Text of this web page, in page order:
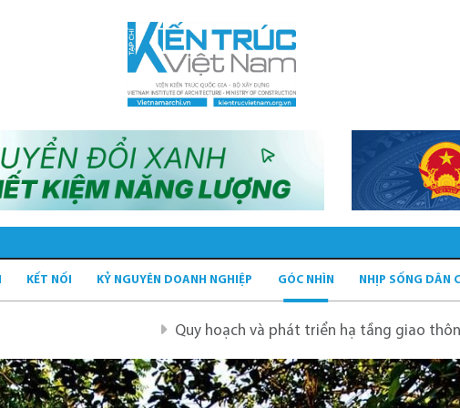
KẾT NỐI KỶ NGUYÊN DOANH NGHIỆP GÓC NHÌN NHỊP SỐNG DÂN
Quy hoạch và phát triển hạ tầng giao thông tĩnh xanh